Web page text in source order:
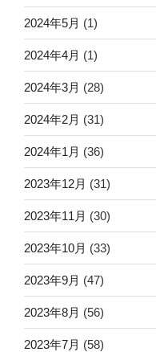
2024年5月 (1)
2024年4月 (1)
2024年3月 (28)
2024年2月 (31)
2024年1月 (36)
2023年12月 (31)
2023年11月 (30)
2023年10月 (33)
2023年9月 (47)
2023年8月 (56)
2023年7月 (58)